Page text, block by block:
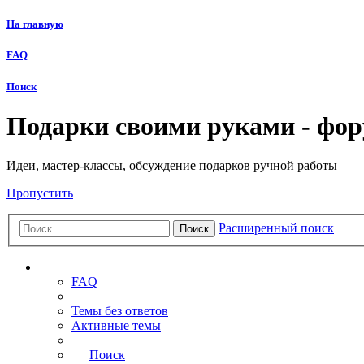
На главную
FAQ
Поиск
Подарки своими руками -
Идеи, мастер-классы, обсуждение подарков ручной работы
Пропустить
Поиск Расширенный поиск
FAQ
Темы без ответов
Активные темы
Поиск